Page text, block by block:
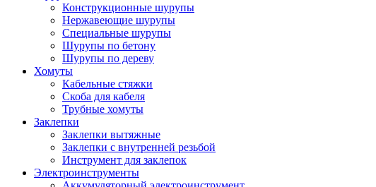
Конструкционные шурупы
Нержавеющие шурупы
Специальные шурупы
Шурупы по бетону
Шурупы по дереву
Хомуты
Кабельные стяжки
Скоба для кабеля
Трубные хомуты
Заклепки
Заклепки вытяжные
Заклепки с внутренней резьбой
Инструмент для заклепок
Электроинструменты